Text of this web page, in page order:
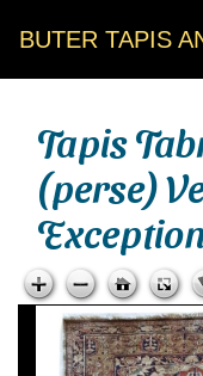
BUTER TAPIS
Tapis
(perse)